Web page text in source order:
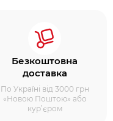
Безкоштовна
доставка
По Україні від 3000 грн
«Новою Поштою» або
кур’єром